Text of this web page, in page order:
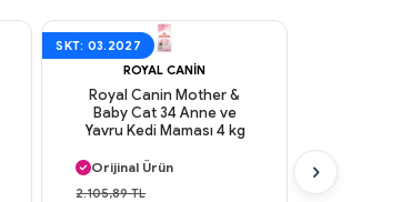
SKT: 03.2027
ROYAL CANIN
Royal Canin Mother &
Baby Cat 34 Anne ve
Yavru Kedi Maması 4 kg
Orijinal Ürün
Güvenli Ödeme
2.105,89 TL